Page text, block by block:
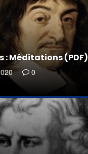
: Méditations (PDF)
0